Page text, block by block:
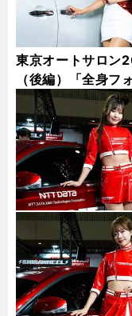
東京オートサロン
（後編）「全身フ